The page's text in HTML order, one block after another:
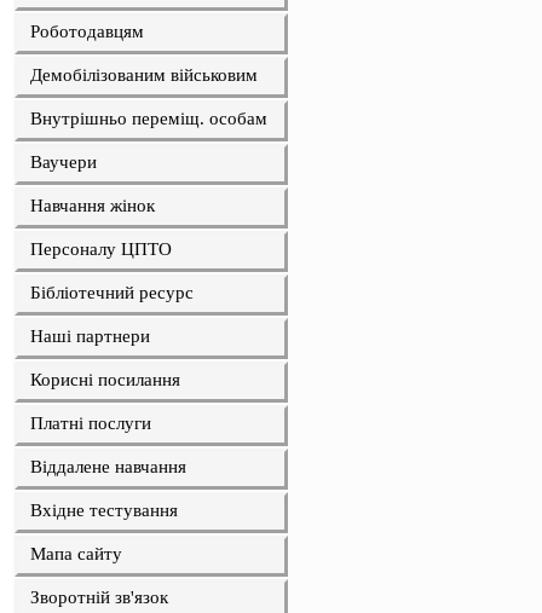
Роботодавцям
Демобілізованим військовим
Внутрішньо переміщ. особам
Ваучери
Навчання жінок
Персоналу ЦПТО
Бібліотечний ресурс
Наші партнери
Корисні посилання
Платні послуги
Віддалене навчання
Вхідне тестування
Мапа сайту
Зворотній зв'язок